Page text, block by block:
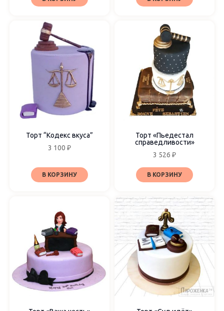
Торт “Кодекс вкуса”
3 100 ₽
В КОРЗИНУ
Торт «Пьедестал
справедливости»
3 526 ₽
В КОРЗИНУ